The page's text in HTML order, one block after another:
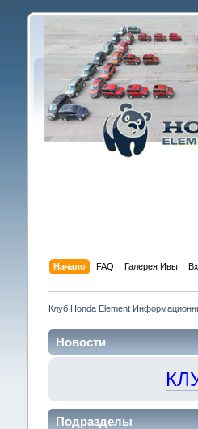
Начало FAQ Галерея Ивы
Клуб Honda Element
Новости
Подразделы